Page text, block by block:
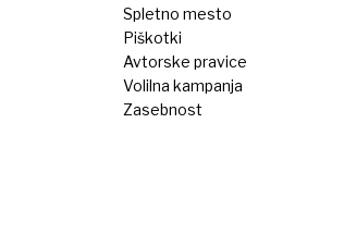
Spletno mesto
Piškotki
Avtorske pravice
Volilna kampanja
Zasebnost